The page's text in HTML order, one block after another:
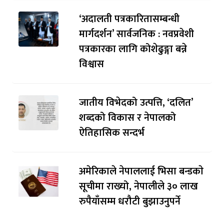
‘अदालती पत्रकारितासम्बन्धी
मार्गदर्शन’ सार्वजनिक : नवप्रवेशी
पत्रकारका लागि कोशेढुङ्गा बन्ने
विश्वास
जातीय विभेदको उत्पत्ति, ‘दलित’
शब्दको विकास र नेपालको
ऐतिहासिक सन्दर्भ
अमेरिकाले नेपाललाई भिसा बन्डकाे
सूचीमा राख्यो, नेपालीले ३० लाख
रुपैयाँसम्म धरौटी बुझाउनुपर्ने